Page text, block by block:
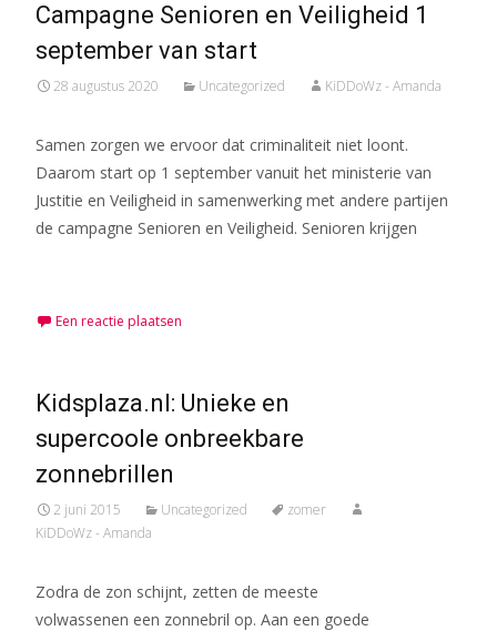
Campagne Senioren en Veiligheid 1
september van start
28 augustus 2020 Uncategorized KiDDoWz - Amanda
Samen zorgen we ervoor dat criminaliteit niet loont.
Daarom start op 1 september vanuit het ministerie van
Justitie en Veiligheid in samenwerking met andere partijen
de campagne Senioren en Veiligheid. Senioren krijgen
Een reactie plaatsen
Kidsplaza.nl: Unieke en
supercoole onbreekbare
zonnebrillen
2 juni 2015 Uncategorized
zomer
KiDDoWz - Amanda
Zodra de zon schijnt, zetten de meeste
volwassenen een zonnebril op. Aan een goede